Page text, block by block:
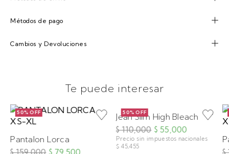
Métodos de pago
Cambios y Devoluciones
Te puede interesar
50% OFF
Pantalon Lorca
$ 159,000 $ 79,500
50% OFF
Jean Slim High Bleach
$ 110,000 $ 55,000
Precio sin impuestos nacionales
$ 45,455
$